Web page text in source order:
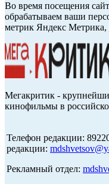
Во время посещения
обрабатываем ваши
метрик Яндекс Метрика,
Мегакритик -
кинофильмы в
Телефон редакции:
редакции:
Рекламный отдел: